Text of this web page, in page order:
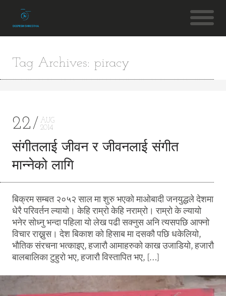
Tag Archives: piracy
22
AUG
2014
संगीतलाई जीवन र जीवनलाई संगीत
मान्नेको लागि
बिक्रम सम्बत २०५२ साल मा शुरु भएको माओबादी जनयुद्धले देशमा
धेरै परिवर्तन ल्यायो। केहि राम्रो केहि नराम्रो। राम्रो के ल्यायो
भनेर सोध्नु भन्दा पहिला यो लेख पढी सक्नुस अनि त्यसपछि आफ्नो
विचार राख्नुस। देश बिकाश को हिसाब मा दसकौ पछि धकेलियो,
भौतिक संरचना भत्काइए, हजारौ आमाहरुको काख उजाडियो, हजारौ
बालबालिका टुहुरो भए, हजारौ विस्तापित भए, […]